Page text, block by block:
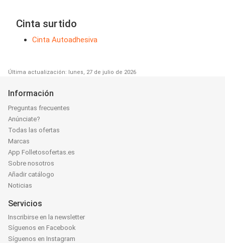
Cinta surtido
Cinta Autoadhesiva
Última actualización: lunes, 27 de julio de 2026
Información
Preguntas frecuentes
Anúnciate?
Todas las ofertas
Marcas
App Folletosofertas.es
Sobre nosotros
Añadir catálogo
Noticias
Servicios
Inscribirse en la newsletter
Síguenos en Facebook
Síguenos en Instagram